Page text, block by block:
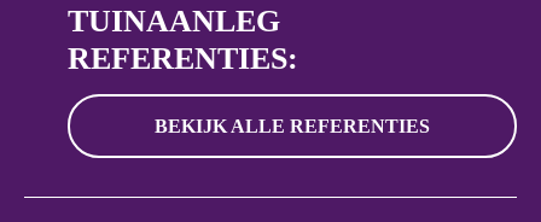
TUINAANLEG
REFERENTIES:
BEKIJK ALLE REFERENTIES